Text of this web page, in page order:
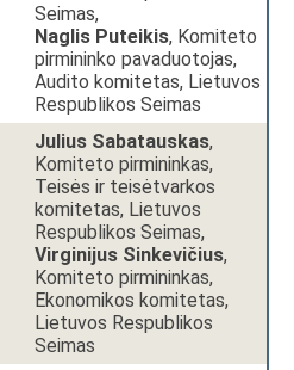
Seimas,
Naglis Puteikis, Komiteto
pirmininko pavaduotojas,
Audito komitetas, Lietuvos
Respublikos Seimas
Julius Sabatauskas,
Komiteto pirmininkas,
Teisės ir teisėtvarkos
komitetas, Lietuvos
Respublikos Seimas,
Virginijus Sinkevičius,
Komiteto pirmininkas,
Ekonomikos komitetas,
Lietuvos Respublikos
Seimas